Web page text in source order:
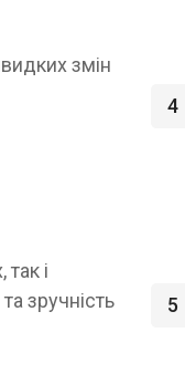
змін
і
зручність
4
5